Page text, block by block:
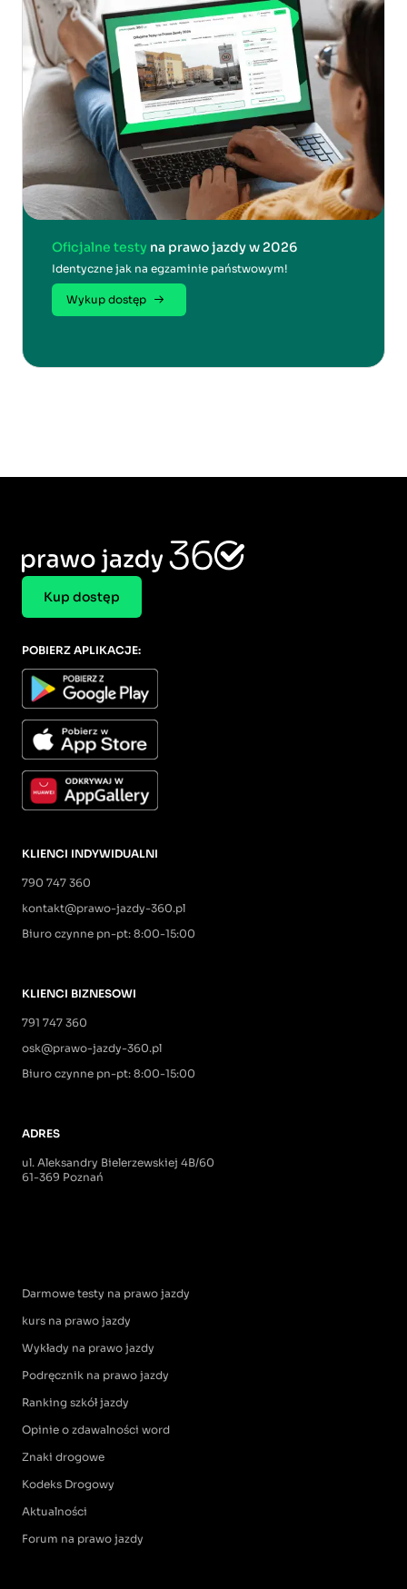
Oficjalne testy na prawo jazdy w 2026
Identyczne jak na egzaminie państwowym!
Wykup dostęp
Kup dostęp
KLIENCI INDYWIDUALNI
790 747 360
kontakt@prawo-jazdy-360.pl
Biuro czynne pn-pt: 8:00-15:00
KLIENCI BIZNESOWI
791 747 360
osk@prawo-jazdy-360.pl
Biuro czynne pn-pt: 8:00-15:00
ADRES
ul. Aleksandry Bielerzewskiej 4B/60
61-369 Poznań
Darmowe testy na prawo jazdy
kurs na prawo jazdy
Wykłady na prawo jazdy
Podręcznik na prawo jazdy
Ranking szkół jazdy
Opinie o zdawalności word
Znaki drogowe
Kodeks Drogowy
Aktualności
Forum na prawo jazdy
POBIERZ APLIKACJE: